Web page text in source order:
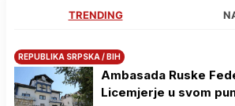
TRENDING
REPUBLIKA SRPSKA / BIH
Ambasada Ruske
Licemjerje u svom